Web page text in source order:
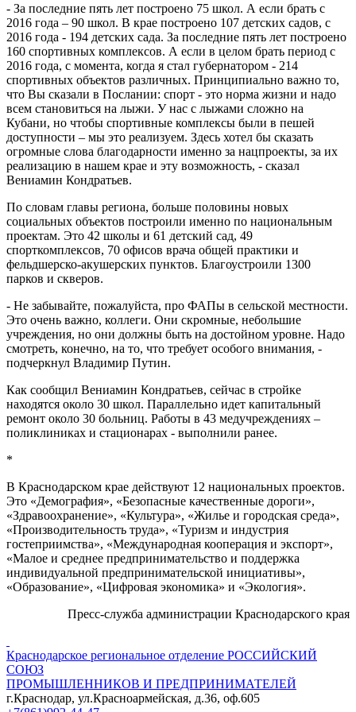
- За последние пять лет построено 75 школ. А если брать с
2016 года – 90 школ. В крае построено 107 детских садов, с
2016 года - 194 детских сада. За последние пять лет построено
160 спортивных комплексов. А если в целом брать период с
2016 года, с момента, когда я стал губернатором - 214
спортивных объектов различных. Принципиально важно то,
что Вы сказали в Послании: спорт - это норма жизни и надо
всем становиться на лыжи. У нас с лыжами сложно на
Кубани, но чтобы спортивные комплексы были в пешей
доступности – мы это реализуем. Здесь хотел бы сказать
огромные слова благодарности именно за нацпроекты, за их
реализацию в нашем крае и эту возможность, - сказал
Вениамин Кондратьев.
По словам главы региона, больше половины новых
социальных объектов построили именно по национальным
проектам. Это 42 школы и 61 детский сад, 49
спорткомплексов, 70 офисов врача общей практики и
фельдшерско-акушерских пунктов. Благоустроили 1300
парков и скверов.
- Не забывайте, пожалуйста, про ФАПы в сельской местности.
Это очень важно, коллеги. Они скромные, небольшие
учреждения, но они должны быть на достойном уровне. Надо
смотреть, конечно, на то, что требует особого внимания, -
подчеркнул Владимир Путин.
Как сообщил Вениамин Кондратьев, сейчас в стройке
находятся около 30 школ. Параллельно идет капитальный
ремонт около 30 больниц. Работы в 43 медучреждениях –
поликлиниках и стационарах - выполнили ранее.
*
В Краснодарском крае действуют 12 национальных проектов.
Это «Демография», «Безопасные качественные дороги»,
«Здравоохранение», «Культура», «Жилье и городская среда»,
«Производительность труда», «Туризм и индустрия
гостеприимства», «Международная кооперация и экспорт»,
«Малое и среднее предпринимательство и поддержка
индивидуальной предпринимательской инициативы»,
«Образование», «Цифровая экономика» и «Экология».
Пресс-служба администрации Краснодарского края
Краснодарское региональное отделение РОССИЙСКИЙ
СОЮЗ
ПРОМЫШЛЕННИКОВ И ПРЕДПРИНИМАТЕЛЕЙ
г.Краснодар, ул.Красноармейская, д.36, оф.605